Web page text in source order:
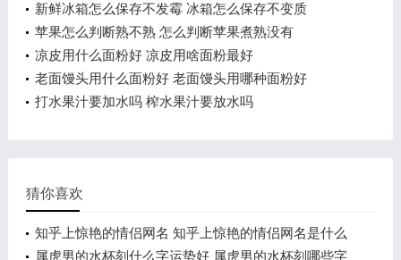
新鲜冰箱怎么保存不发霉 冰箱怎么保存不变质
苹果怎么判断熟不熟 怎么判断苹果煮熟没有
凉皮用什么面粉好 凉皮用啥面粉最好
老面馒头用什么面粉好 老面馒头用哪种面粉好
打水果汁要加水吗 榨水果汁要放水吗
猜你喜欢
知乎上惊艳的情侣网名 知乎上惊艳的情侣网名是什么
属虎男的水杯刻什么字运势好 属虎男的水杯刻哪些字